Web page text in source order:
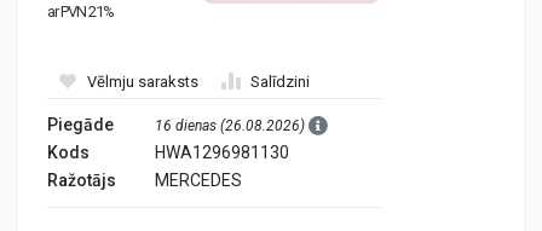
ar PVN 21%
Vēlmju saraksts Salīdzini
Piegāde 16 dienas (26.08.2026)
Kods
HWA1296981130
Ražotājs
MERCEDES